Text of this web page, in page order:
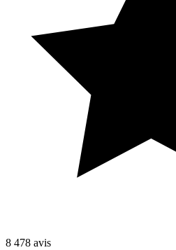
8 478 avis